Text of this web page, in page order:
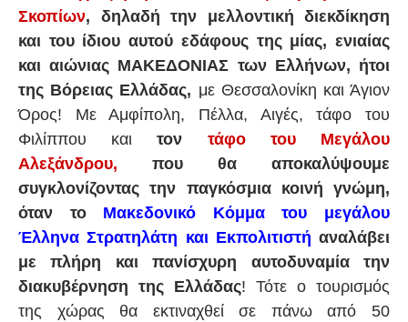
Σκοπίων, δηλαδή την μελλοντική διεκδίκηση
και του ίδιου αυτού εδάφους της μίας, ενιαίας
και αιώνιας ΜΑΚΕΔΟΝΙΑΣ των Ελλήνων, ήτοι
της Βόρειας Ελλάδας, με Θεσσαλονίκη και Άγιον
Όρος! Με Αμφίπολη, Πέλλα, Αιγές, τάφο του
Φιλίππου καιτον τάφο του Μεγάλου
Αλεξάνδρου, που θα αποκαλύψουμε
συγκλονίζοντας την παγκόσμια κοινή γνώμη,
όταν το Μακεδονικό Κόμμα του μεγάλου
Έλληνα Στρατηλάτη και Εκπολιτιστή αναλάβει
με πλήρη και πανίσχυρη αυτοδυναμία την
διακυβέρνηση της Ελλάδας! Τότε ο τουρισμός
της χώρας θα εκτιναχθεί σε πάνω από 50